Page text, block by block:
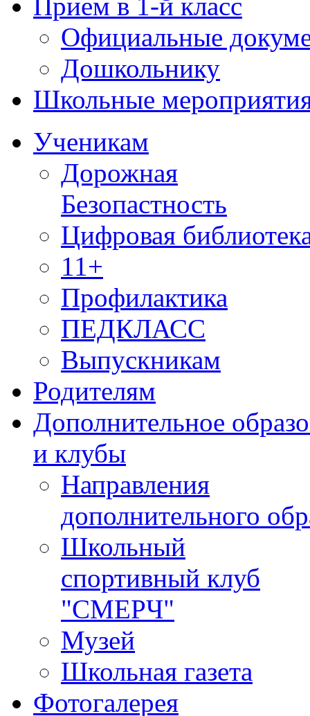
Официальные
Дошкольнику
Школьные
Ученикам
Дорожная
Безопастность
Цифровая
11+
Профилактика
ПЕДКЛАСС
Выпускникам
Родителям
Дополнительное
и клубы
Направления
дополнительного
Школьный
спортивный клуб
"СМЕРЧ"
Музей
Школьная газета
Фотогалерея